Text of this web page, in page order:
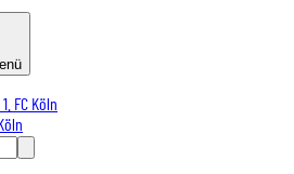
FC Köln